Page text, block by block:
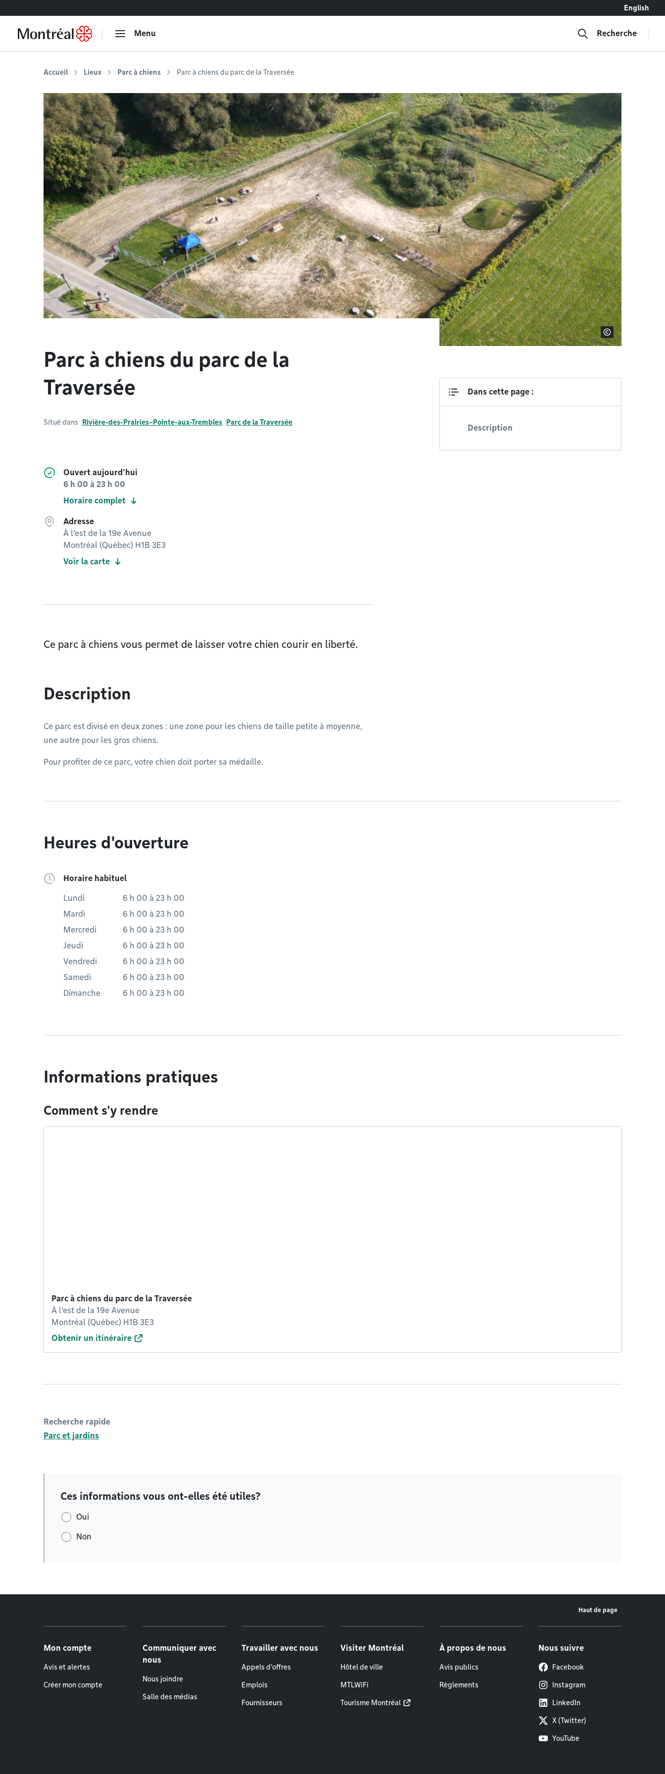
English
Menu Recherche
Accueil Lieux Parc à chiens Parc à chiens du parc de la Traversée
Parc à chiens du parc de la
Traversée
Situé dans Rivière-des-Prairies–Pointe-aux-Trembles Parc de la Traversée
Ouvert aujourd'hui
6 h 00 à 23 h 00
Horaire complet
Adresse
À l'est de la 19e Avenue
Montréal (Québec) H1B 3E3
Voir la carte
Dans cette page :
Description
Ce parc à chiens vous permet de laisser votre chien courir en liberté.
Description
Ce parc est divisé en deux zones : une zone pour les chiens de taille petite à moyenne,
une autre pour les gros chiens.
Pour profiter de ce parc, votre chien doit porter sa médaille.
Heures d'ouverture
Horaire habituel
Lundi 6 h 00 à 23 h 00
Mardi
6 h 00 à 23 h 00
Mercredi
6 h 00 à 23 h 00
Jeudi
6 h 00 à 23 h 00
Vendredi
6 h 00 à 23 h 00
Samedi
6 h 00 à 23 h 00
Dimanche
6 h 00 à 23 h 00
Informations pratiques
Comment s'y rendre
Parc à chiens du parc de la Traversée
À l'est de la 19e Avenue
Montréal (Québec) H1B 3E3
Obtenir un itinéraire
Recherche rapide
Parc et jardins
Ces informations vous ont-elles été utiles?
Oui
Non
Haut de page
Mon compte
Avis et alertes
Créer mon compte
Communiquer avec
nous
Nous joindre
Salle des médias
Travailler avec nous
Appels d'offres
Emplois
Fournisseurs
Visiter Montréal
Hôtel de ville
MTLWiFi
Tourisme Montréal
À propos de nous
Avis publics
Règlements
Nous suivre
Facebook
Instagram
LinkedIn
X (Twitter)
YouTube